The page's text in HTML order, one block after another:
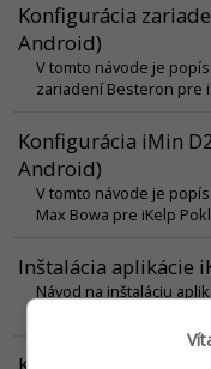
Konfigurácia
Android)
V tomto návode je
zariadení Besteron pre
Konfigurácia iMin
Android)
V tomto návode je
Max Bowa pre iKelp
Inštalácia aplikácie
Návod na inštaláciu